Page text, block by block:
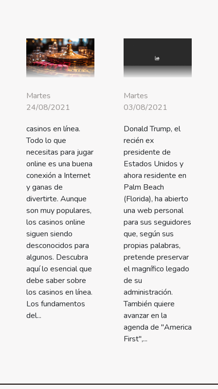
Martes
24/08/2021
casinos en línea.
Todo lo que
necesitas para jugar
online es una buena
conexión a Internet
y ganas de
divertirte. Aunque
son muy populares,
los casinos online
siguen siendo
desconocidos para
algunos. Descubra
aquí lo esencial que
debe saber sobre
los casinos en línea.
Los fundamentos
del...
Martes
03/08/2021
Donald Trump, el
recién ex
presidente de
Estados Unidos y
ahora residente en
Palm Beach
(Florida), ha abierto
una web personal
para sus seguidores
que, según sus
propias palabras,
pretende preservar
el magnífico legado
de su
administración.
También quiere
avanzar en la
agenda de "America
First",...